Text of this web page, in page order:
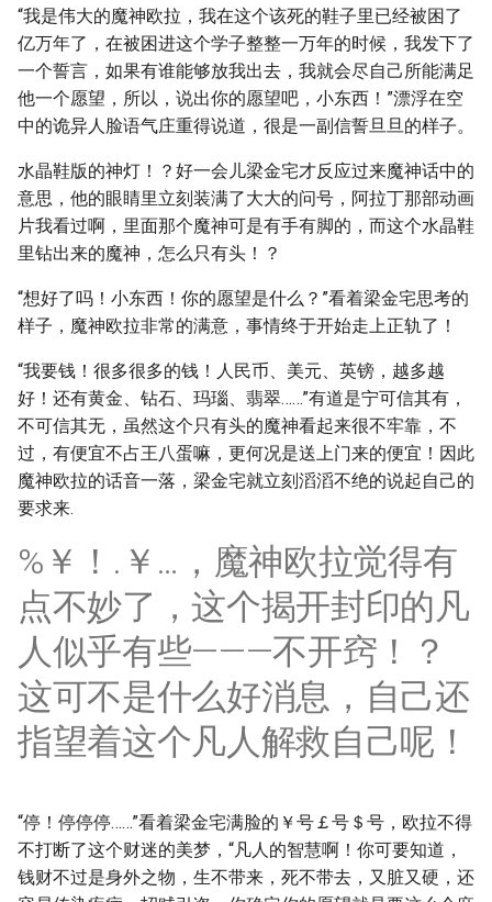
“我是伟大的魔神欧拉，我在这个该死的鞋子里已经被困了
亿万年了，在被困进这个学子整整一万年的时候，我发下了
一个誓言，如果有谁能够放我出去，我就会尽自己所能满足
他一个愿望，所以，说出你的愿望吧，小东西！”漂浮在空
中的诡异人脸语气庄重得说道，很是一副信誓旦旦的样子。
水晶鞋版的神灯！？好一会儿梁金宅才反应过来魔神话中的
意思，他的眼睛里立刻装满了大大的问号，阿拉丁那部动画
片我看过啊，里面那个魔神可是有手有脚的，而这个水晶鞋
里钻出来的魔神，怎么只有头！？
“想好了吗！小东西！你的愿望是什么？”看着梁金宅思考的
样子，魔神欧拉非常的满意，事情终于开始走上正轨了！
“我要钱！很多很多的钱！人民币、美元、英镑，越多越
好！还有黄金、钻石、玛瑙、翡翠……”有道是宁可信其有，
不可信其无，虽然这个只有头的魔神看起来很不牢靠，不
过，有便宜不占王八蛋嘛，更何况是送上门来的便宜！因此
魔神欧拉的话音一落，梁金宅就立刻滔滔不绝的说起自己的
要求来.
%￥！.￥…，魔神欧拉觉得有
点不妙了，这个揭开封印的凡
人似乎有些———不开窍！？
这可不是什么好消息，自己还
指望着这个凡人解救自己呢！
“停！停停停……”看着梁金宅满脸的￥号￡号＄号，欧拉不得
不打断了这个财迷的美梦，“凡人的智慧啊！你可要知道，
钱财不过是身外之物，生不带来，死不带去，又脏又硬，还